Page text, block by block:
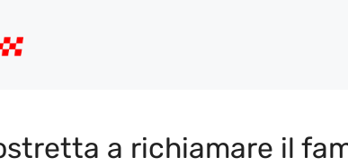
a richiamare il